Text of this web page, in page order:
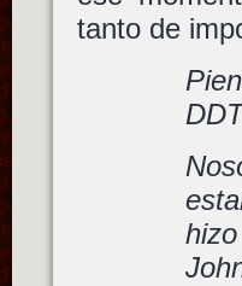
tanto de